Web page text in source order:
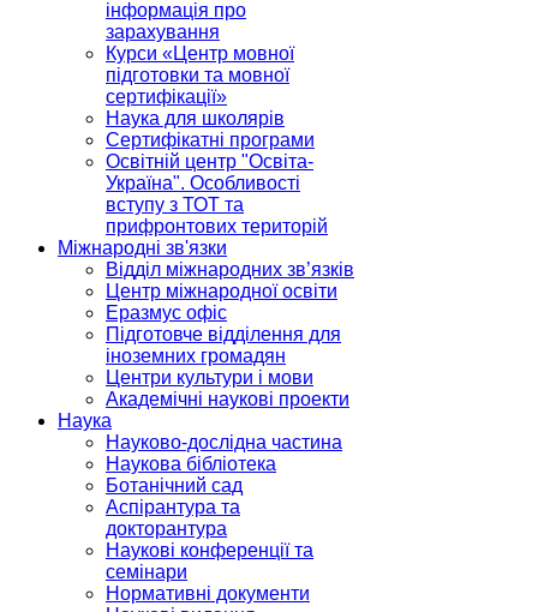
інформація про
зарахування
Курси «Центр мовної
підготовки та мовної
сертифікації»
Наука для школярів
Сертифікатні програми
Освітній центр "Освіта-
Україна". Особливості
вступу з ТОТ та
прифронтових територій
Міжнародні зв'язки
Відділ міжнародних зв’язків
Центр міжнародної освіти
Еразмус офіс
Підготовче відділення для
іноземних громадян
Центри культури і мови
Академічні наукові проекти
Наука
Науково-дослідна частина
Наукова бібліотека
Ботанічний сад
Аспірантура та
докторантура
Наукові конференції та
семінари
Нормативні документи